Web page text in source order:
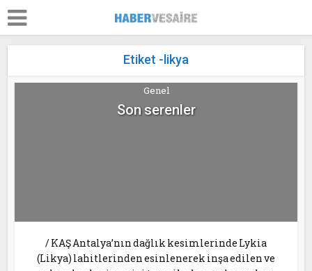
Etiket -likya
Genel
Son serenler
/ KAŞ Antalya’nın dağlık kesimlerinde Lykia
(Likya) lahitlerinden esinlenerek inşa edilen ve